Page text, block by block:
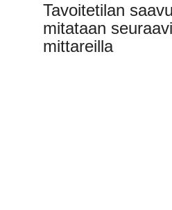
Tavoitetilan
mitataan
mittareilla